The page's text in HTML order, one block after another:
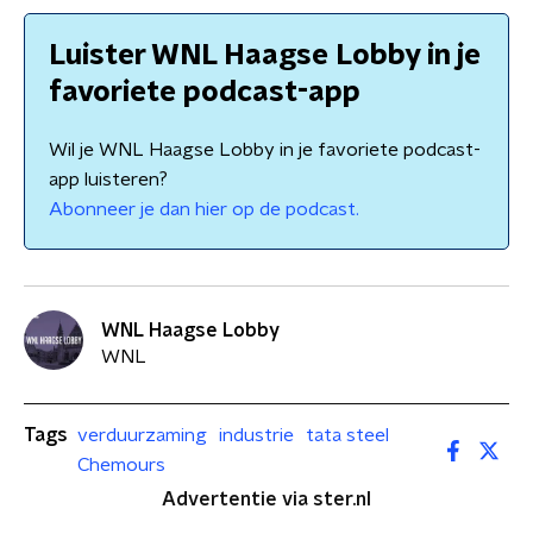
Luister WNL Haagse Lobby in je
favoriete podcast-app
Wil je WNL Haagse Lobby in je favoriete podcast-
app luisteren?
Abonneer je dan hier op de podcast.
WNL Haagse Lobby
WNL
Tags verduurzaming industrie
tata steel
Chemours
Advertentie via ster.nl